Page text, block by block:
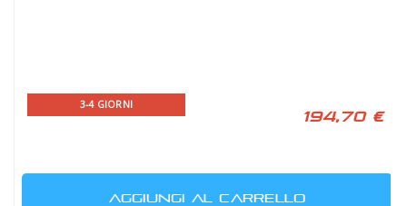
3-4 GIORNI
194,70 €
AGGIUNGI AL CARRELLO